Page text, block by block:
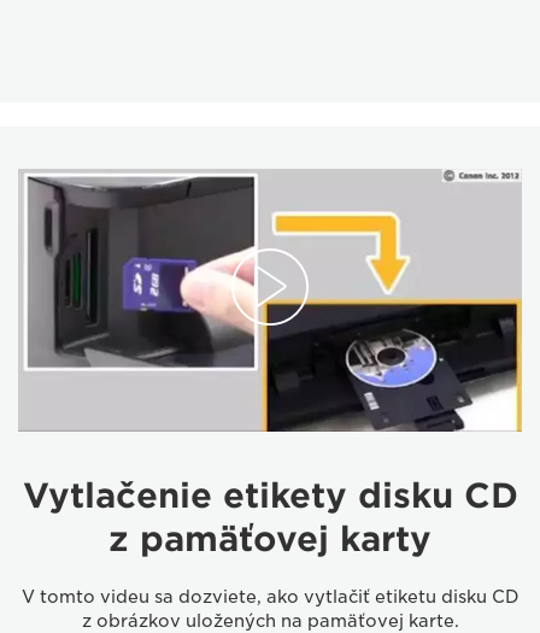
Vytlačenie etikety disku CD
z pamäťovej karty
V tomto videu sa dozviete, ako vytlačiť etiketu disku CD
z obrázkov uložených na pamäťovej karte.